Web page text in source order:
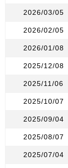
2026/03/05
2026/02/05
2026/01/08
2025/12/08
2025/11/06
2025/10/07
2025/09/04
2025/08/07
2025/07/04